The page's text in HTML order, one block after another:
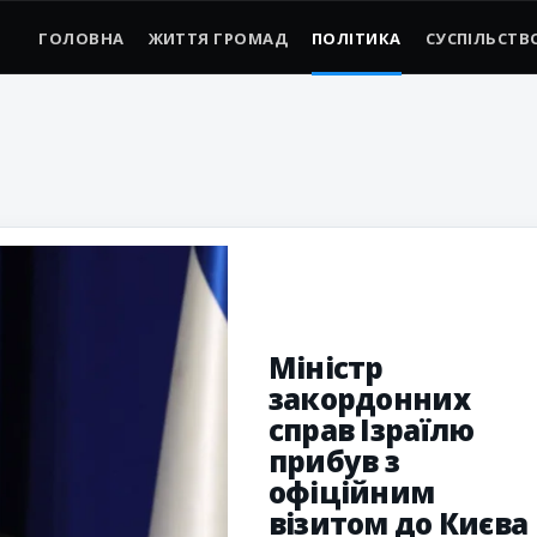
ГОЛОВНА ЖИТТЯ ГРОМАД ПОЛІТИКА
Міністр
закордонних
справ Ізраїлю
прибув з
офіційним
візитом до Києва